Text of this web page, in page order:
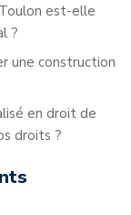
est-elle
?
une construction
en droit de
droits ?